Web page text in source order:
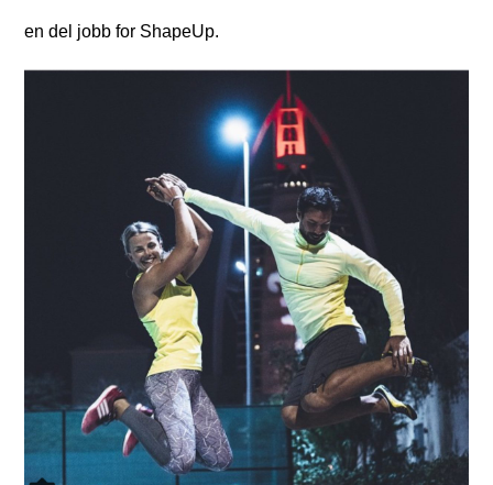
en del jobb for ShapeUp.